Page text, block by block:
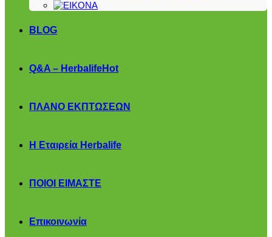
BLOG
Q&A – Herbalife
ΠΛΑΝΟ ΕΚΠΤΩΣΕΩΝ
Η Εταιρεία Herbalife
ΠΟΙΟΙ ΕΙΜΑΣΤΕ
Επικοινωνία